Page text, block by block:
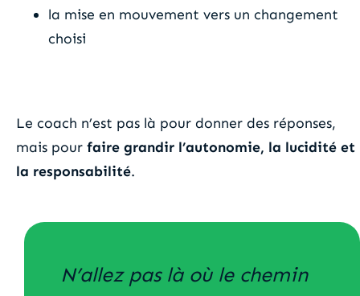
la mise en mouvement vers un changement
choisi
Le coach n’est pas là pour donner des réponses,
mais pour faire grandir l’autonomie, la lucidité et
la responsabilité.
N’allez pas là où le chemin